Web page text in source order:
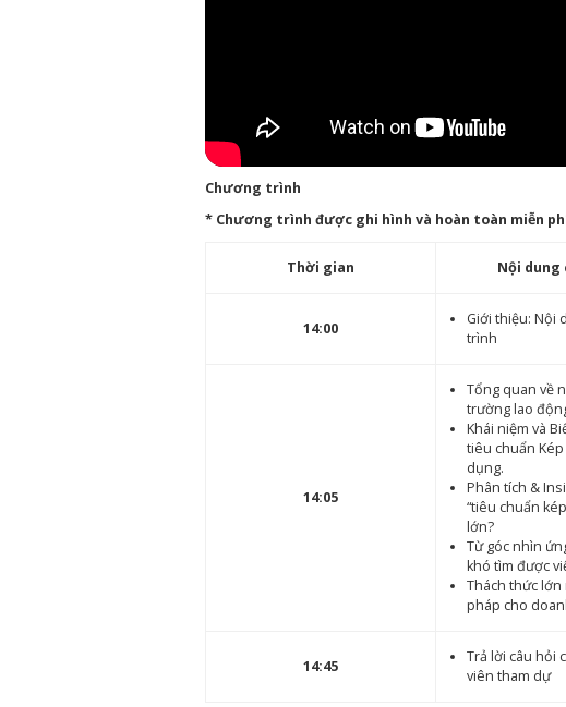
Chương trình
* Chương trình được ghi hình và hoàn toàn miễn
Thời gian Nội dung
14:00
Giới thiệu: Nội
trình
14:05
Tổng quan về
trường lao
Khái niệm và
tiêu chuẩn
dụng.
Phân tích &
“tiêu chuẩn
lớn?
Từ góc nhìn
khó tìm được
Thách thức lớn
pháp cho
14:45
Trả lời câu hỏi
viên tham dự